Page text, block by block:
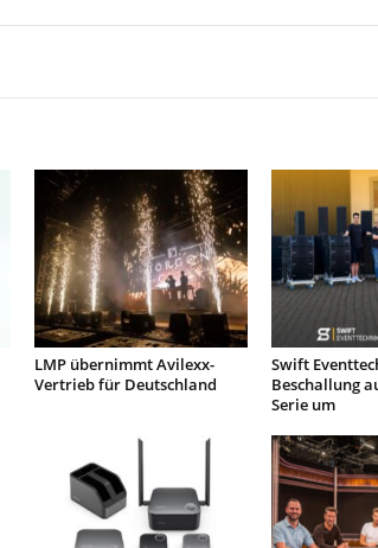
LMP übernimmt Avilexx-
Vertrieb für Deutschland
Swift
Beschallung
Serie um